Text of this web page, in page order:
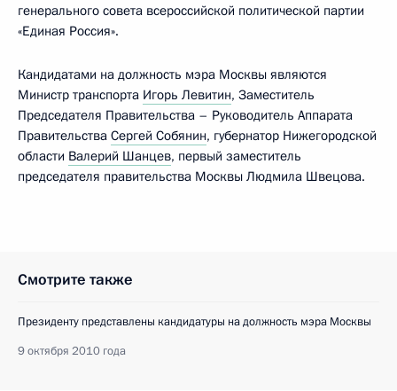
генерального совета всероссийской политической партии
«Единая Россия».
Кандидатами на должность мэра Москвы являются
Министр транспорта Игорь Левитин, Заместитель
Председателя Правительства – Руководитель Аппарата
Правительства Сергей Собянин, губернатор Нижегородской
области Валерий Шанцев, первый заместитель
председателя правительства Москвы Людмила Швецова.
Смотрите также
Президенту представлены кандидатуры на должность мэра Москвы
9 октября 2010 года